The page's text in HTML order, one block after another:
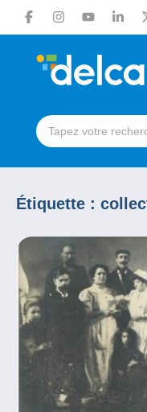
Étiquette :